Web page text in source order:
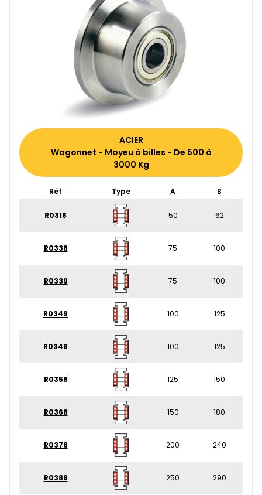
ACIER
Wagonnet - Moyeu à billes - De 500 à
3000 Kg
Réf Type A B
R0318 50 62
R0338 75 100
R0339 75 100
R0349 100 125
R0348 100 125
R0358 125 150
R0368 150 180
R0378 200 240
R0388 250 290